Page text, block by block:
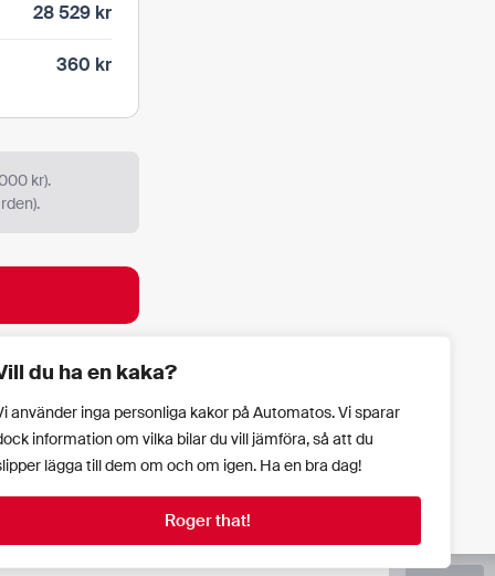
du ha en kaka?
använder inga personliga kakor på Automatos. Vi sparar
information om vilka bilar du vill jämföra, så att du
lägga till dem om och om igen. Ha en bra dag!
Roger that!
28 529 kr
360 kr
kr).